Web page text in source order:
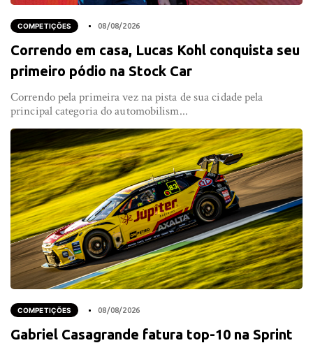
COMPETIÇÕES 08/08/2026
Correndo em casa, Lucas Kohl conquista seu
primeiro pódio na Stock Car
Correndo pela primeira vez na pista de sua cidade pela
principal categoria do automobilism...
COMPETIÇÕES 08/08/2026
Gabriel Casagrande fatura top-10 na Sprint